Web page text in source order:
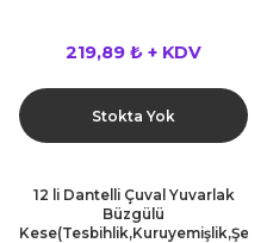
219,89 ₺ + KDV
Stokta Yok
12 li Dantelli Çuval Yuvarlak
Büzgülü
Kese(Tesbihlik,Kuruyemişlik,Şeker